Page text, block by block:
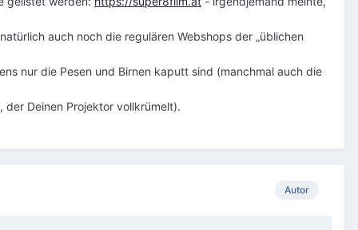
auch noch die regulären Webshops der „üblichen
nur die Pesen und Birnen kaputt sind (manchmal auch die
Deinen Projektor vollkrümelt).
Autor